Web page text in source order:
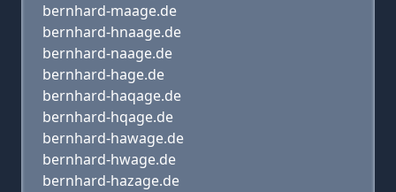
bernhard-maage.de
bernhard-hnaage.de
bernhard-naage.de
bernhard-hage.de
bernhard-haqage.de
bernhard-hqage.de
bernhard-hawage.de
bernhard-hwage.de
bernhard-hazage.de